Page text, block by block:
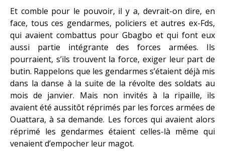
Et comble pour le pouvoir, il y a, devrait-on dire, en
face, tous ces gendarmes, policiers et autres ex-Fds,
qui avaient combattus pour Gbagbo et qui font eux
aussi partie intégrante des forces armées. Ils
pourraient, s’ils trouvent la force, exiger leur part de
butin. Rappelons que les gendarmes s’étaient déjà mis
dans la danse à la suite de la révolte des soldats au
mois de janvier. Mais non invités à la ripaille, ils
avaient été aussitôt réprimés par les forces armées de
Ouattara, à sa demande. Les forces qui avaient alors
réprimé les gendarmes étaient celles-là même qui
venaient d’empocher leur magot.